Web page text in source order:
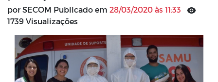
por SECOM Publicado em 28/03/2020 às 11:33
1739 Visualizações